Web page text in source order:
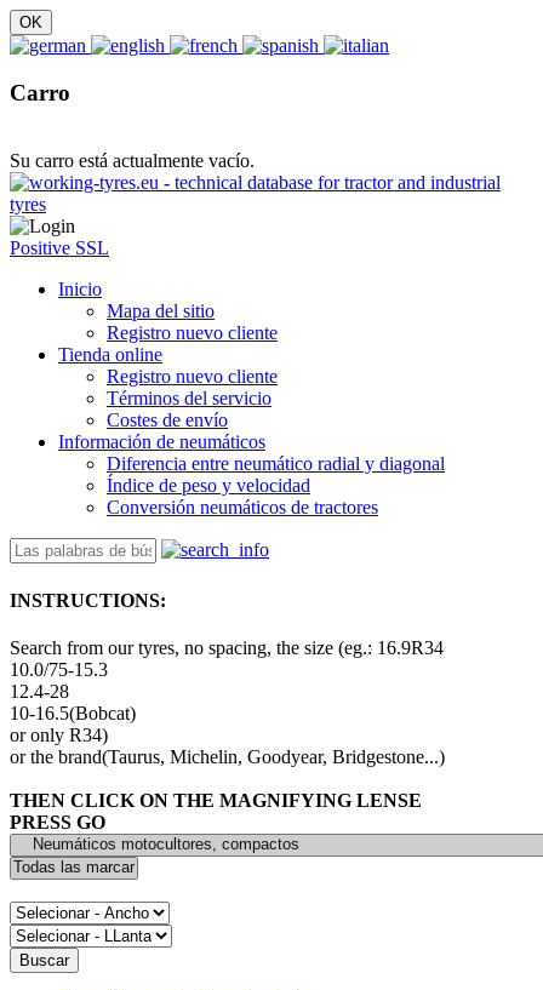
Carro
Su carro está actualmente vacío.
Positive SSL
Inicio
Mapa del sitio
Registro nuevo cliente
Tienda online
Registro nuevo cliente
Términos del servicio
Costes de envío
Información de neumáticos
Diferencia entre neumático radial y diagonal
Índice de peso y velocidad
Conversión neumáticos de tractores
INSTRUCTIONS:
Search from our tyres, no spacing, the size (eg.: 16.9R34
10.0/75-15.3
12.4-28
10-16.5(Bobcat)
or only R34)
or the brand(Taurus, Michelin, Goodyear, Bridgestone...)
THEN CLICK ON THE MAGNIFYING LENSE
PRESS GO